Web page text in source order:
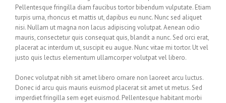
Pellentesque fringilla diam faucibus tortor bibendum vulputate. Etiam
turpis urna, rhoncus et mattis ut, dapibus eu nunc. Nunc sed aliquet
nisi. Nullam ut magna non lacus adipiscing volutpat. Aenean odio
mauris, consectetur quis consequat quis, blandit a nunc. Sed orci erat,
placerat ac interdum ut, suscipit eu augue. Nunc vitae mi tortor. Ut vel
justo quis lectus elementum ullamcorper volutpat vel libero.
Donec volutpat nibh sit amet libero ornare non laoreet arcu luctus.
Donec id arcu quis mauris euismod placerat sit amet ut metus. Sed
imperdiet fringilla sem eget euismod. Pellentesque habitant morbi